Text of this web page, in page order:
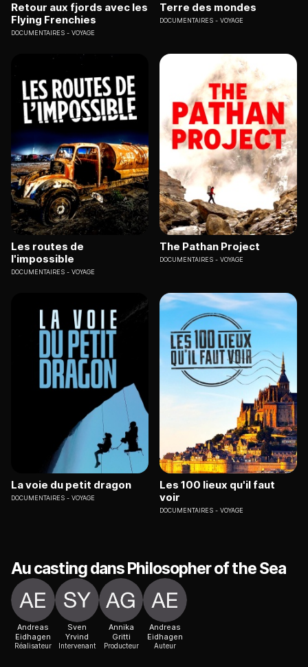
Retour aux fjords avec les
Flying Frenchies
DOCUMENTAIRES VOYAGE
Terre des mondes
DOCUMENTAIRES VOYAGE
Les routes de
l'impossible
DOCUMENTAIRES VOYAGE
The Pathan Project
DOCUMENTAIRES VOYAGE
La voie du petit dragon
DOCUMENTAIRES VOYAGE
Les 100 lieux qu'il faut
voir
DOCUMENTAIRES VOYAGE
Au casting dans Philosopher of the Sea
Andreas
Eidhagen
Réalisateur
Sven
Yrvind
Intervenant
Annika
Gritti
Producteur
Andreas
Eidhagen
Auteur